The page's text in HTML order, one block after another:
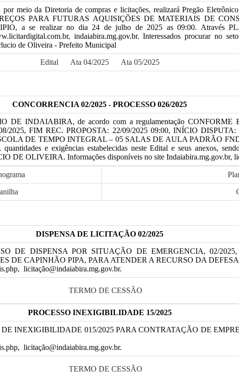
da Diretoria de compras e licitações, realizará Pregão
PARA FUTURAS AQUISIÇÕES DE MATERIAIS DE
a se realizar no dia 24 de julho de 2025 as 09:00. Através
indaiabira.mg.gov.br. Interessados procurar no
de Oliveira - Prefeito Municipal
Edital Ata 04/2025 Ata 05/2025
CONCORRENCIA 02/2025 - PROCESSO 026/2025
DE INDAIABIRA, de acordo com a regulamentação CONFORME
2025, FIM REC. PROPOSTA: 22/09/2025 09:00, INÍCIO DISPUTA:
DE TEMPO INTEGRAL – 05 SALAS DE AULA PADRÃO
e exigências estabelecidas neste Edital e seus anexos,
OLIVEIRA. Informações disponíveis no site Indaiabira.mg.gov.br,
DISPENSA DE LICITAÇÃO 02/2025
DE DISPENSA POR SITUAÇÃO DE EMERGENCIA, 02/2025,
DE CAPINHÃO PIPA, PARA ATENDER A RECURSO DA
licitação@indaiabira.mg.gov.br.
TERMO DE CESSÃO
PROCESSO INEXIGIBILIDADE 15/2025
INEXIGIBILIDADE 015/2025 PARA CONTRATAÇÃO DE
licitação@indaiabira.mg.gov.br.
TERMO DE CESSÃO